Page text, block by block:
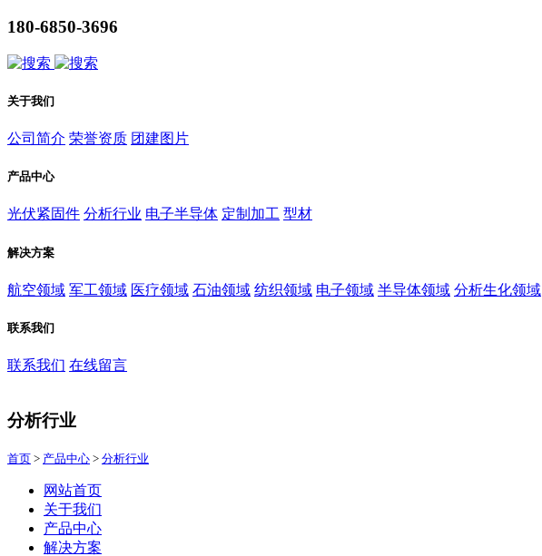
180-6850-3696
关于我们
公司简介 荣誉资质 团建图片
产品中心
光伏紧固件 分析行业 电子半导体 定制加工 型材
解决方案
航空领域 军工领域 医疗领域 石油领域 纺织领域 电子领域 半导体领域 分析生化领域
联系我们
联系我们 在线留言
分析行业
首页 > 产品中心 > 分析行业
网站首页
关于我们
产品中心
解决方案